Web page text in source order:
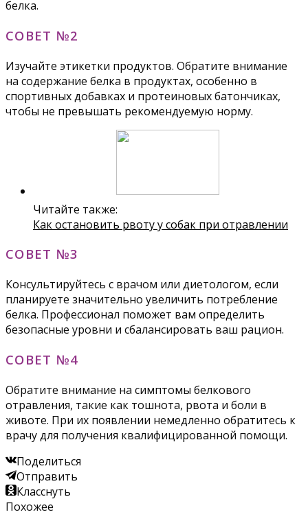
белка.
СОВЕТ №2
Изучайте этикетки продуктов. Обратите внимание
на содержание белка в продуктах, особенно в
спортивных добавках и протеиновых батончиках,
чтобы не превышать рекомендуемую норму.
Читайте также:
Как остановить рвоту у собак при отравлении
СОВЕТ №3
Консультируйтесь с врачом или диетологом, если
планируете значительно увеличить потребление
белка. Профессионал поможет вам определить
безопасные уровни и сбалансировать ваш рацион.
СОВЕТ №4
Обратите внимание на симптомы белкового
отравления, такие как тошнота, рвота и боли в
животе. При их появлении немедленно обратитесь к
врачу для получения квалифицированной помощи.
Поделиться
Отправить
Класснуть
Похожее